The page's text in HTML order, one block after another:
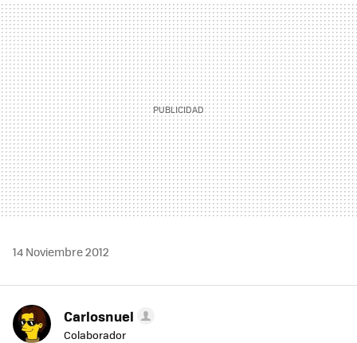
MAIL
14 Noviembre 2012
Carlosnuel
Colaborador